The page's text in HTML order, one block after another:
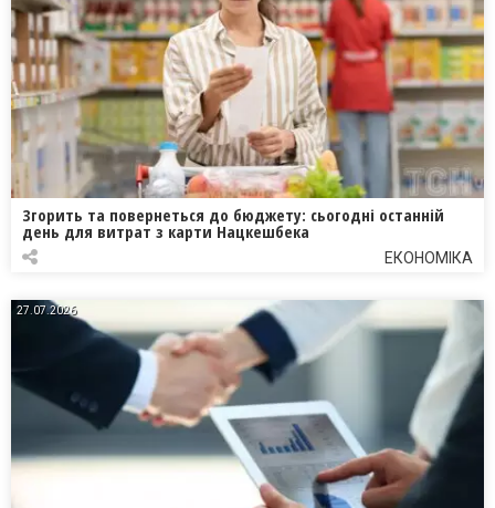
Згорить та повернеться до бюджету: сьогодні останній
день для витрат з карти Нацкешбека
ЕКОНОМІКА
27.07.2026